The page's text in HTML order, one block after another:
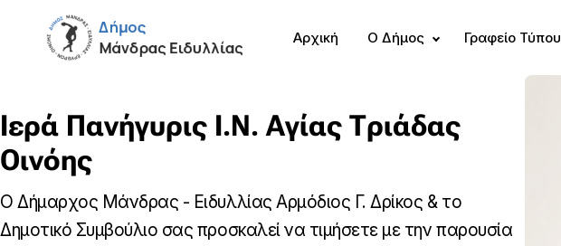
Αρχική Ο Δήμος Γραφείο Τύπου
Ιερά Πανήγυρις Ι.Ν. Αγίας Τριάδας
Οινόης
Ο Δήμαρχος Μάνδρας - Ειδυλλίας Αρμόδιος Γ. Δρίκος & το
Δημοτικό Συμβούλιο σας προσκαλεί να τιμήσετε με την παρουσία